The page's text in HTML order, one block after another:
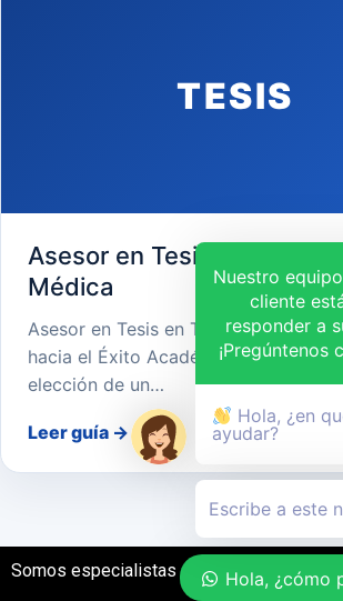
TESIS
Asesor en Tesis en
Médica
Asesor en Tesis en Tecnología
hacia el Éxito Académico y
elección de un…
Leer guía →
Somos especialistas en el desarrollo de
Nuestro
cliente
responder a
¡Pregúntenos
Hola, ¿en
ayudar?
Hola, ¿cómo